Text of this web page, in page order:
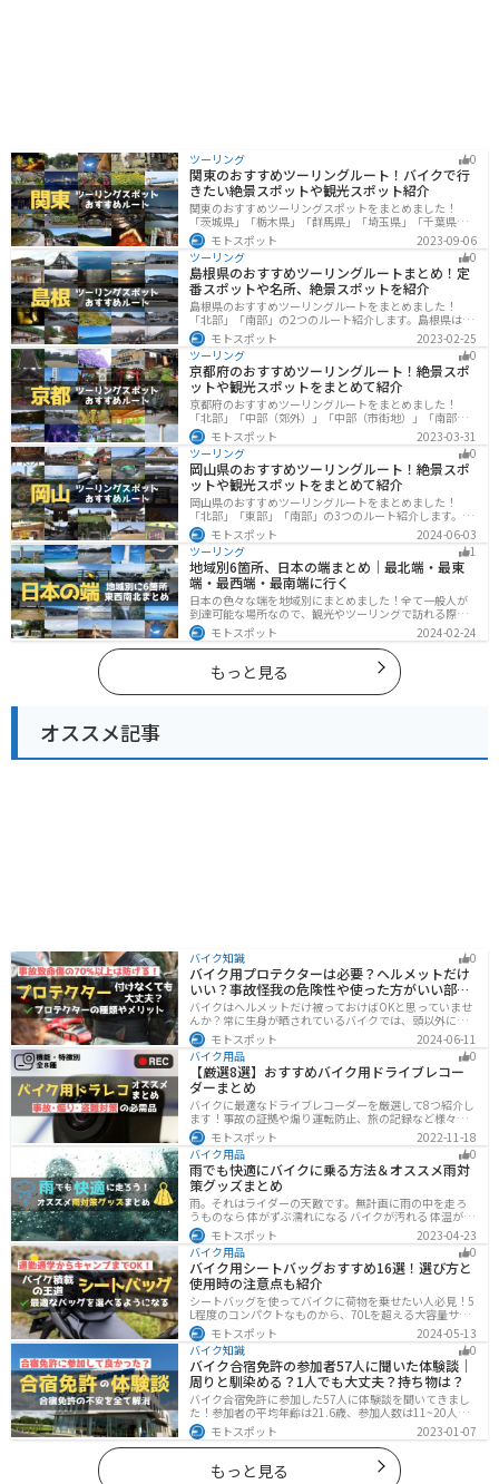
ツーリング 0
関東のおすすめツーリングルート！バイクで行
きたい絶景スポットや観光スポット紹介
関東のおすすめツーリングスポットをまとめました！
「茨城県」「栃木県」「群馬県」「埼玉県」「千葉県」
「東京都」「神奈川県」の各県の観光地紹介します。自
然豊かな山々や湖、温泉地が点在し、四季折々の景色を
楽しめるスポットが多数あります。バイクで関東にツー
リングに行く際は参考にしてください。
モトスポット
2023-09-06
ツーリング
0
島根県のおすすめツーリングルートまとめ！定
番スポットや名所、絶景スポットを紹介
島根県のおすすめツーリングルートをまとめました！
「北部」「南部」の2つのルート紹介します。島根県は、
海と山が近く、1日で全然違う景色を堪能することができ
ます。バイクで島根県にツーリングに行く際は参考にし
てください。
モトスポット
2023-02-25
ツーリング
0
京都府のおすすめツーリングルート！絶景スポ
ットや観光スポットをまとめて紹介
京都府のおすすめツーリングルートをまとめました！
「北部」「中部（郊外）」「中部（市街地）」「南部」
の4つのルート紹介します。古い町並みや神社仏閣、自然
に囲まれた風光明媚なスポットが数多く存在し、様々な
楽しみ方ができます。バイクで京都府にツーリングに行
く際は参考にしてください。
モトスポット
2023-03-31
ツーリング
0
岡山県のおすすめツーリングルート！絶景スポ
ットや観光スポットをまとめて紹介
岡山県のおすすめツーリングルートをまとめました！
「北部」「東部」「南部」の3つのルート紹介します。岡
山市や倉敷市など、歴史ある街並みも魅力的で、バイク
ツーリングに最適なスポットが多数あります。バイクで
岡山県にツーリングに行く際は参考にしてください。
モトスポット
2024-06-03
ツーリング
1
地域別6箇所、日本の端まとめ｜最北端・最東
端・最西端・最南端に行く
日本の色々な端を地域別にまとめました！全て一般人が
到達可能な場所なので、観光やツーリングで訪れる際の
参考にしてください。
モトスポット 2024-02-24
もっと見る
オススメ記事
バイク知識 0
バイク用プロテクターは必要？ヘルメットだけ
いい？事故怪我の危険性や使った方がいい部位
も解説
バイクはヘルメットだけ被っておけばOKと思っていませ
んか？常に生身が晒されているバイクでは、頭以外にも
胸・背中・脚・腕など怪我のリスクが非常に高いです。
プロテクターをちゃんと付けていれば事故の致命傷の7
0%は防げると言われています。安全にバイクに乗るため
にプロテクターの種類やつけた方が良い部位などをまと
めました。
モトスポット
2024-06-11
バイク用品
0
【厳選8選】おすすめバイク用ドライブレコー
ダーまとめ
バイクに最適なドライブレコーダーを厳選して8つ紹介し
ます！事故の証拠や煽り運転防止、旅の記録など様々な
役に立つドライブコーダー、何を選べばいいか迷ってい
る方に特徴別にまとめました。
モトスポット
2022-11-18
バイク用品
0
雨でも快適にバイクに乗る方法＆オススメ雨対
策グッズまとめ
雨。それはライダーの天敵です。無計画に雨の中を走ろ
うものなら 体がずぶ濡れになる バイクが汚れる 体温が奪
われて集中力が低下する 雨で視界が悪くなる 路面が濡れ
て滑りやすくなるなど、晴れの日にはないマイナス要素
が盛りだくさんでライダーに押し寄せてきます。そんな
雨の中を好んで走ろうなんて誰も考えていないはずです
が、どうしても避けられない場合もありますよね。この
記事では、レインウエアや防水バッグをはじめ、ライダ
ーや荷物を雨から守るための方法やグッズなどについて
紹介します。雨はライダーにとって非常に厄介なモノで
すが、バッチリと対策しておけば意外と快適に走れてし
まうものです
モトスポット
2023-04-23
バイク用品
0
バイク用シートバッグおすすめ16選！選び方と
使用時の注意点も紹介
シートバッグを使ってバイクに荷物を乗せたい人必見！5
L程度のコンパクトなものから、70Lを超える大容量サイ
ズまでシートバッグは種類が豊富です。用途に合わせて
選べば今よりもっと快適に荷物を運ぶことができます。
この記事でバッグの種類や選び方、オススメ商品を紹介
します。
モトスポット
2024-05-13
バイク知識
0
バイク合宿免許の参加者57人に聞いた体験談｜
周りと馴染める？1人でも大丈夫？持ち物は？
バイク合宿免許に参加した57人に体験談を聞いてきまし
た！参加者の平均年齢は21.6歳、参加人数は11~20人な
ど統計情報や人間関係はどうだったのか、持っていくべ
きものなど参加する前に知っておきたい情報をまとめま
した。
モトスポット 2023-01-07
もっと見る